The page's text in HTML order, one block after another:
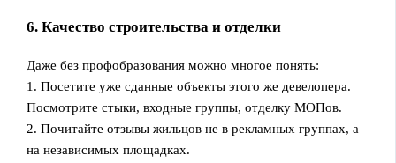
6. Качество строительства и отделки
Даже без профобразования можно многое понять:
1. Посетите уже сданные объекты этого же девелопера.
Посмотрите стыки, входные группы, отделку МОПов.
2. Почитайте отзывы жильцов не в рекламных группах, а
на независимых площадках.